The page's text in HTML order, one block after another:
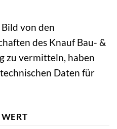
von den
des Knauf Bau- &
zu vermitteln, haben
Daten für
WERT